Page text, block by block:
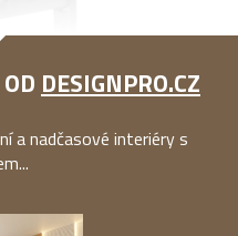
DESIGNPRO.CZ
a nadčasové interiéry s